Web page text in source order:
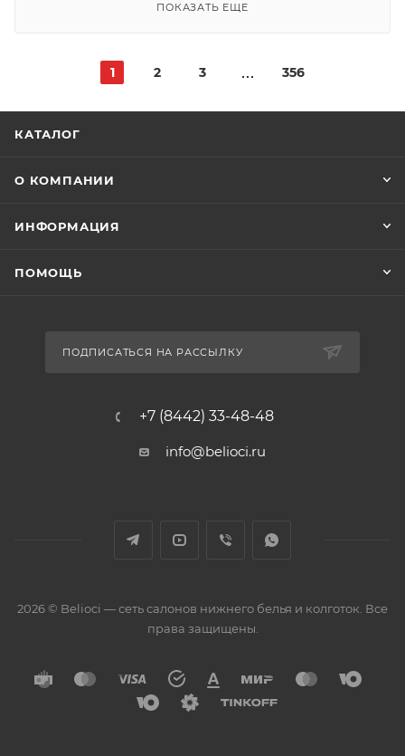
ПОКАЗАТЬ ЕЩЕ
1 2 3 356
КАТАЛОГ
О КОМПАНИИ
ИНФОРМАЦИЯ
ПОМОЩЬ
ПОДПИСАТЬСЯ НА РАССЫЛКУ
+7 (8442) 33-48-48
info@belioci.ru
2026 © Belioci — сеть салонов нижнего белья и колготок. Все
права защищены.